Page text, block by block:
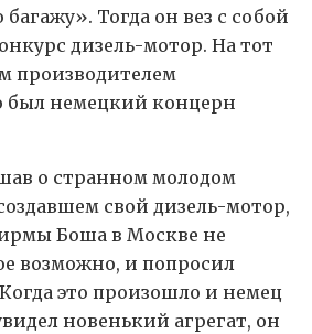
Тогда он вез с собой
дизель-мотор. На тот
производителем
был немецкий концерн
о странном молодом
свой дизель-мотор,
Боша в Москве не
возможно, и попросил
это произошло и немец
новенький агрегат, он